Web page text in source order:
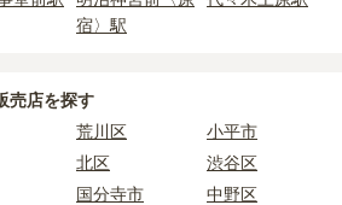
理費。契約後、毎年発生するケースがあり
の選び方によって大きく変わるため、見
せん。
提示金額以外にかかる費用はないか」を
めします。
宿〉駅
売店を探す
荒川区
小平市
北区
渋谷区
国分寺市
中野区